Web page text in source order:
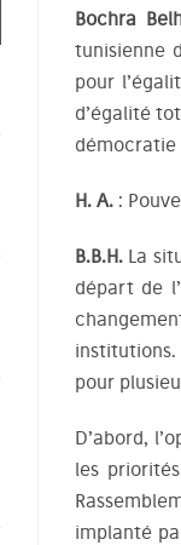
Bochra
tunisienne
pour
d’égalité
démocratie
H. A. :
B.B.H.La
départ de
pour
D’abord,
les
implanté